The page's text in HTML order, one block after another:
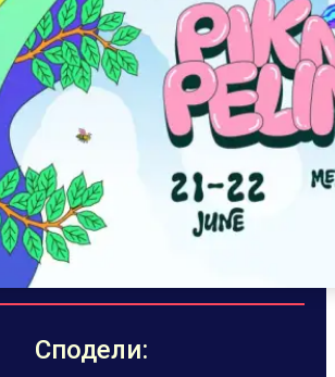
Сподели: